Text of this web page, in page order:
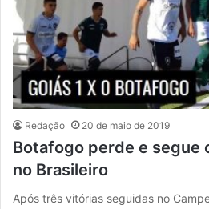
Redação 20 de maio de 2019
Botafogo perde e segue
no Brasileiro
Após três vitórias seguidas no